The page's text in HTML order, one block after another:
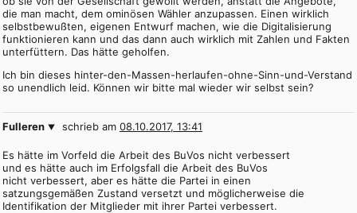
die man macht, dem ominösen Wähler anzupassen. Einen wirklich
selbstbewußten, eigenen Entwurf machen, wie die Digitalisierung
funktionieren kann und das dann auch wirklich mit Zahlen und Fakten
unterfüttern. Das hätte geholfen.
Ich bin dieses hinter-den-Massen-herlaufen-ohne-Sinn-und-Verstand
so unendlich leid. Können wir bitte mal wieder wir selbst sein?
Fulleren schrieb am 08.10.2017, 13:41
Es hätte im Vorfeld die Arbeit des BuVos nicht verbessert
und es hätte auch im Erfolgsfall die Arbeit des BuVos
nicht verbessert, aber es hätte die Partei in einen
satzungsgemäßen Zustand versetzt und möglicherweise die
Identifikation der Mitglieder mit ihrer Partei verbessert.